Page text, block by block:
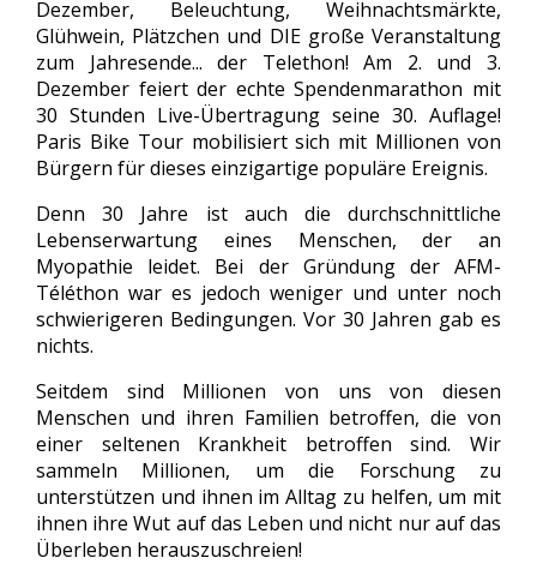
Dezember, Beleuchtung, Weihnachtsmärkte,
Glühwein, Plätzchen und DIE große Veranstaltung
zum Jahresende... der Telethon! Am 2. und 3.
Dezember feiert der echte Spendenmarathon mit
30 Stunden Live-Übertragung seine 30. Auflage!
Paris Bike Tour mobilisiert sich mit Millionen von
Bürgern für dieses einzigartige populäre Ereignis.
Denn 30 Jahre ist auch die durchschnittliche
Lebenserwartung eines Menschen, der an
Myopathie leidet. Bei der Gründung der AFM-
Téléthon war es jedoch weniger und unter noch
schwierigeren Bedingungen. Vor 30 Jahren gab es
nichts.
Seitdem sind Millionen von uns von diesen
Menschen und ihren Familien betroffen, die von
einer seltenen Krankheit betroffen sind. Wir
sammeln Millionen, um die Forschung zu
unterstützen und ihnen im Alltag zu helfen, um mit
ihnen ihre Wut auf das Leben und nicht nur auf das
Überleben herauszuschreien!